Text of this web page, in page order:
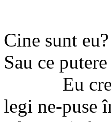
Cine sunt eu?
Sau ce
Eu cred
legi ne-puse